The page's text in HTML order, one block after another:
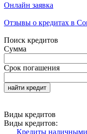
Онлайн заявка
Отзывы о кредитах в
Поиск кредитов
Сумма
Срок погашения
найти кредит
Виды кредитов
Виды кредитов:
Кредиты наличными